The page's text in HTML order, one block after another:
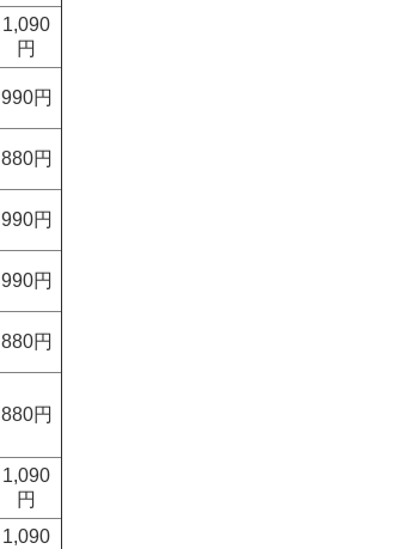
1,090
円
990円
880円
990円
990円
880円
880円
1,090
円
1,090